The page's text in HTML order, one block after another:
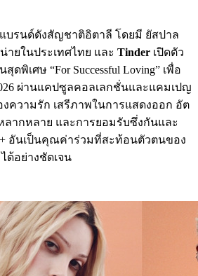
บรนด์ดังสัญชาติอิตาลี โดยมี ยัสปาล
ายในประเทศไทย และ Tinder เปิดตัว
ดพิเศษ “For Successful Loving” เพื่อ
ผ่านแคปซูลคอลเลกชั่นและแคมเปญ
ความรัก เสรีภาพในการแสดงออก อัต
ากหลาย และการยอมรับซึ่งกันและ
อันเป็นคุณค่าร่วมที่สะท้อนตัวตนของ
ได้อย่างชัดเจน